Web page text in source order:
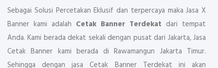
Sebagai Solusi Percetakan Eklusif dan terpercaya maka Jasa X
Banner kami adalah Cetak Banner Terdekat dari tempat
Anda. Kami berada dekat sekali dengan pusat dari Jakarta, Jasa
Cetak Banner kami berada di Rawamangun Jakarta Timur.
Sehingga dengan jasa Cetak Banner Terdekat ini akan